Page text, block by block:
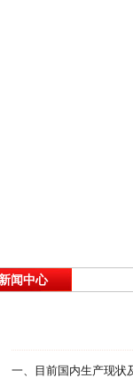
闻中心
一、目前国内生产现状